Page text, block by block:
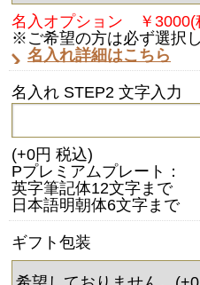
名入オプション ￥3000(
※ご希望の方は必ず選択
名入れ詳細はこちら
名入れ STEP2 文字入力
(+0円 税込)
Pプレミアムプレート：
英字筆記体12文字まで
日本語明朝体6文字まで
ギフト包装